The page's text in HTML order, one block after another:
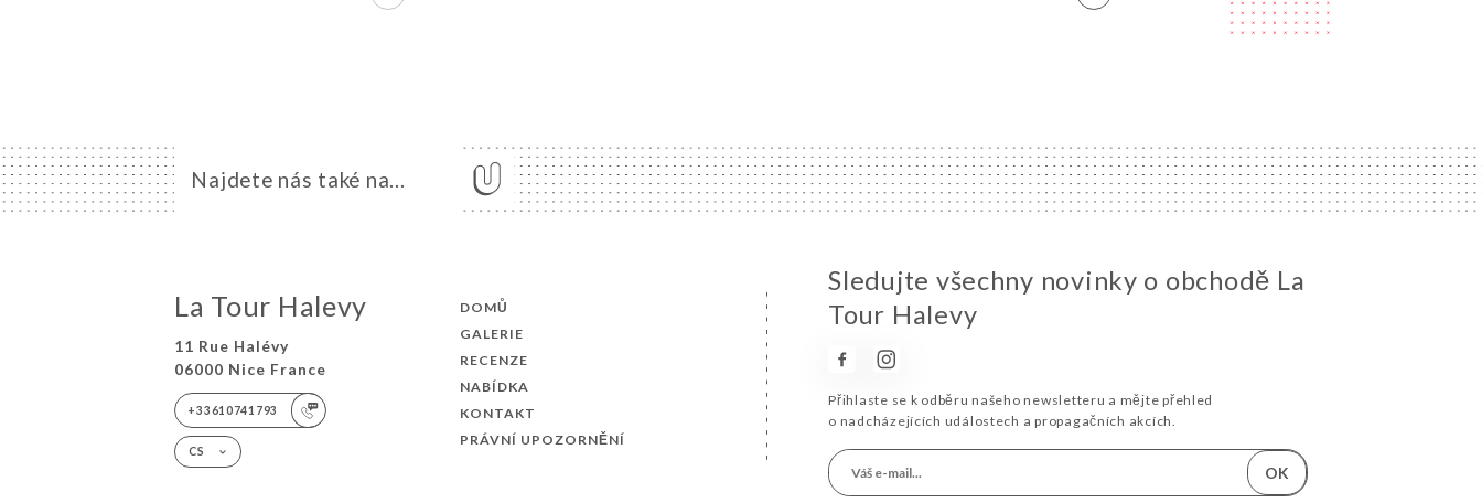
Najdete nás také na...
La Tour Halevy
11 Rue Halévy
06000 Nice France
+33610741793
CS
DOMŮ
GALERIE
RECENZE
NABÍDKA
KONTAKT
PRÁVNÍ UPOZORNĚNÍ
Sledujte všechny novinky o obchodě La
Tour Halevy
Přihlaste se k odběru našeho newsletteru a mějte přehled
o nadcházejících událostech a propagačních akcích.
OK